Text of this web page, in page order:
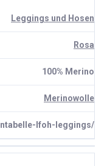
Leggings und Hosen
Rosa
100% Merino
Merinowolle
lfoh-leggings/